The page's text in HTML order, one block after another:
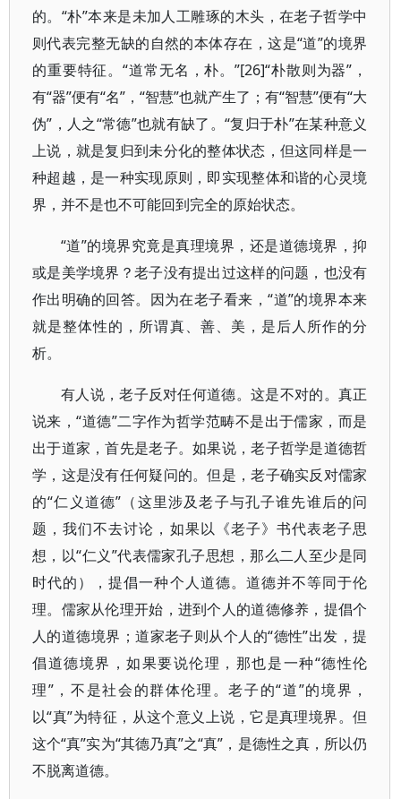
的。“朴”本来是未加人工雕琢的木头，在老子哲学中
则代表完整无缺的自然的本体存在，这是“道”的境界
的重要特征。“道常无名，朴。”[26]“朴散则为器”，
有“器”便有“名”，“智慧”也就产生了；有“智慧”便有“大
伪”，人之“常德”也就有缺了。“复归于朴”在某种意义
上说，就是复归到未分化的整体状态，但这同样是一
种超越，是一种实现原则，即实现整体和谐的心灵境
界，并不是也不可能回到完全的原始状态。
“道”的境界究竟是真理境界，还是道德境界，抑
或是美学境界？老子没有提出过这样的问题，也没有
作出明确的回答。因为在老子看来，“道”的境界本来
就是整体性的，所谓真、善、美，是后人所作的分
析。
有人说，老子反对任何道德。这是不对的。真正
说来，“道德”二字作为哲学范畴不是出于儒家，而是
出于道家，首先是老子。如果说，老子哲学是道德哲
学，这是没有任何疑问的。但是，老子确实反对儒家
的“仁义道德”（这里涉及老子与孔子谁先谁后的问
题，我们不去讨论，如果以《老子》书代表老子思
想，以“仁义”代表儒家孔子思想，那么二人至少是同
时代的），提倡一种个人道德。道德并不等同于伦
理。儒家从伦理开始，进到个人的道德修养，提倡个
人的道德境界；道家老子则从个人的“德性”出发，提
倡道德境界，如果要说伦理，那也是一种“德性伦
理”，不是社会的群体伦理。老子的“道”的境界，
以“真”为特征，从这个意义上说，它是真理境界。但
这个“真”实为“其德乃真”之“真”，是德性之真，所以仍
不脱离道德。